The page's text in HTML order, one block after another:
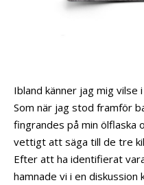
Ibland känner jag mig vilse
Som när jag stod framför
fingrandes på min ölflaska
vettigt att säga till de tre
Efter att ha identifierat
hamnade vi i en